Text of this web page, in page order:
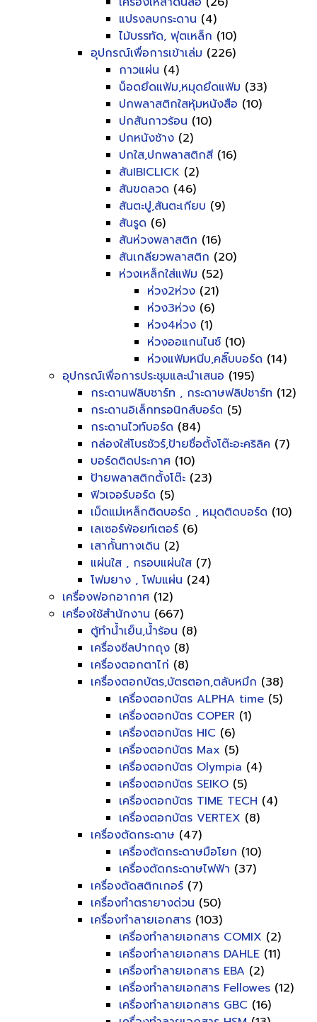
แปรงลบกระดาน (4)
ไม้บรรทัด, ฟุตเหล็ก (10)
อุปกรณ์เพื่อการเข้าเล่ม (226)
กาวแผ่น (4)
น็อดยึดแฟ้ม,หมุดยึดแฟ้ม (33)
ปกพลาสติกใสหุ้มหนังสือ (10)
ปกสันกาวร้อน (10)
ปกหนังช้าง (2)
ปกใส,ปกพลาสติกสี (16)
สันIBICLICK (2)
สันขดลวด (46)
สันตะปู,สันตะเกียบ (9)
สันรูด (6)
สันห่วงพลาสติก (16)
สันเกลียวพลาสติก (20)
ห่วงเหล็กใส่แฟ้ม (52)
ห่วง2ห่วง (21)
ห่วง3ห่วง (6)
ห่วง4ห่วง (1)
ห่วงออแกนไนซ์ (10)
ห่วงแฟ้มหนีบ,คลิ๊บบอร์ด (14)
อุปกรณ์เพื่อการประชุมและนำเสนอ (195)
กระดานฟลิบชาร์ท , กระดาษฟลิปชาร์ท (12)
กระดานอิเล็กทรอนิกส์บอร์ด (5)
กระดานไวท์บอร์ด (84)
กล่องใส่โบรชัวร์,ป้ายชื่อตั้งโต๊ะอะคริลิค (7)
บอร์ดติดประกาศ (10)
ป้ายพลาสติกตั้งโต๊ะ (23)
ฟิวเจอร์บอร์ด (5)
เม็ดแม่เหล็กติดบอร์ด , หมุดติดบอร์ด (10)
เลเซอร์พ้อยท์เตอร์ (6)
เสากั้นทางเดิน (2)
แผ่นใส , กรอบแผ่นใส (7)
โฟมยาง , โฟมแผ่น (24)
เครื่องฟอกอากาศ (12)
เครื่องใช้สำนักงาน (667)
ตู้ทำน้ำเย็น,น้ำร้อน (8)
เครื่องซีลปากถุง (8)
เครื่องตอกตาไก่ (8)
เครื่องตอกบัตร,บัตรตอก,ตลับหมึก (38)
เครื่องตอกบัตร ALPHA time (5)
เครื่องตอกบัตร COPER (1)
เครื่องตอกบัตร HIC (6)
เครื่องตอกบัตร Max (5)
เครื่องตอกบัตร Olympia (4)
เครื่องตอกบัตร SEIKO (5)
เครื่องตอกบัตร TIME TECH (4)
เครื่องตอกบัตร VERTEX (8)
เครื่องตัดกระดาษ (47)
เครื่องตัดกระดาษมือโยก (10)
เครื่องตัดกระดาษไฟฟ้า (37)
เครื่องตัดสติกเกอร์ (7)
เครื่องทำตรายางด่วน (50)
เครื่องทำลายเอกสาร (103)
เครื่องทำลายเอกสาร COMIX (2)
เครื่องทำลายเอกสาร DAHLE (11)
เครื่องทำลายเอกสาร EBA (2)
เครื่องทำลายเอกสาร Fellowes (12)
เครื่องทำลายเอกสาร GBC (16)